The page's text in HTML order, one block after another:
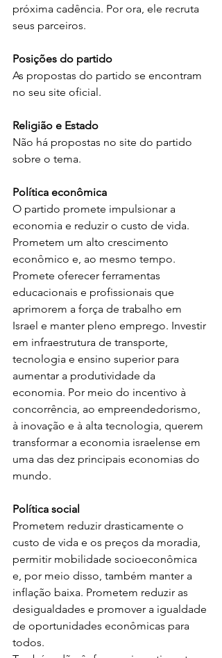
próxima cadência. Por ora, ele recruta
seus parceiros.
Posições do partido
As propostas do partido se encontram
no seu site oficial.
Religião e Estado
Não há propostas no site do partido
sobre o tema.
Política econômica
O partido promete impulsionar a
economia e reduzir o custo de vida.
Prometem um alto crescimento
econômico e, ao mesmo tempo.
Promete oferecer ferramentas
educacionais e profissionais que
aprimorem a força de trabalho em
Israel e manter pleno emprego. Investir
em infraestrutura de transporte,
tecnologia e ensino superior para
aumentar a produtividade da
economia. Por meio do incentivo à
concorrência, ao empreendedorismo,
à inovação e à alta tecnologia, querem
transformar a economia israelense em
uma das dez principais economias do
mundo.
Política social
Prometem reduzir drasticamente o
custo de vida e os preços da moradia,
permitir mobilidade socioeconômica
e, por meio disso, também manter a
inflação baixa. Prometem reduzir as
desigualdades e promover a igualdade
de oportunidades econômicas para
todos.